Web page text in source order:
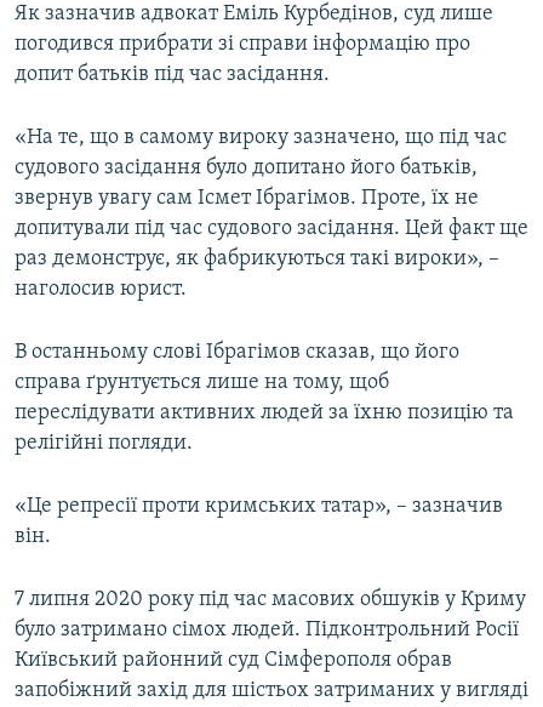
Як зазначив адвокат Еміль Курбедінов, суд лише
погодився прибрати зі справи інформацію про
допит батьків під час засідання.
«На те, що в самому вироку зазначено, що під час
судового засідання було допитано його батьків,
звернув увагу сам Ісмет Ібрагімов. Проте, їх не
допитували під час судового засідання. Цей факт ще
раз демонструє, як фабрикуються такі вироки», –
наголосив юрист.
В останньому слові Ібрагімов сказав, що його
справа ґрунтується лише на тому, щоб
переслідувати активних людей за їхню позицію та
релігійні погляди.
«Це репресії проти кримських татар», – зазначив
він.
7 липня 2020 року під час масових обшуків у Криму
було затримано сімох людей. Підконтрольний Росії
Київський районний суд Сімферополя обрав
запобіжний захід для шістьох затриманих у вигляді